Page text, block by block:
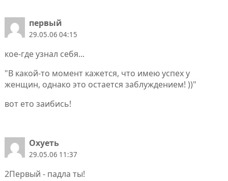
первый
29.05.06 04:15
кое-где узнал себя...
"В какой-то момент кажется, что имею успех у
женщин, однако это остается заблуждением! ))"
вот ето заибись!
Охуеть
29.05.06 11:37
2Первый - падла ты!